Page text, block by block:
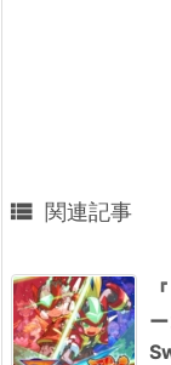
 関連記事